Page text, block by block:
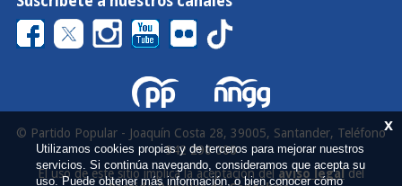
© Partido Popular - Joaquín Costa 28, 39005, Santander, Teléfono
942 290 000
El uso de este sitio implica la aceptación delaviso legaldel
x
Utilizamos cookies propias y de terceros para mejorar nuestros
servicios. Si continúa navegando, consideramos que acepta su
uso. Puede obtener más información, o bien conocer cómo